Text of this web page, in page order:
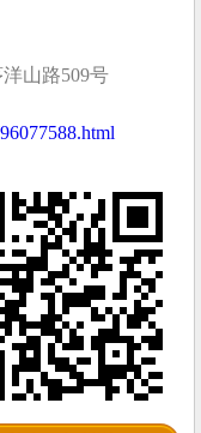
山路509号